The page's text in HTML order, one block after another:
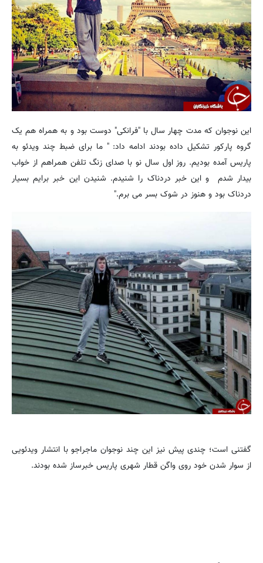
این نوجوان که مدت چهار سال با "فرانکی" دوست بود و به همراه هم یک
گروه پارکور تشکیل داده بودند ادامه داد: " ما برای ضبط چند ویدئو به
پاریس آمده بودیم. روز اول سال نو با صدای زنگ تلفن همراهم از خواب
بیدار شدم و این خبر دردناک را شنیدم. شنیدن این خبر برایم بسیار
دردناک بود و هنوز در شوک بسر می برم."
گفتنی است؛ چندی پیش نیز این چند نوجوان ماجراجو با انتشار ویدئویی
از سوار شدن خود روی واگن قطار شهری پاریس خبرساز شده بودند.